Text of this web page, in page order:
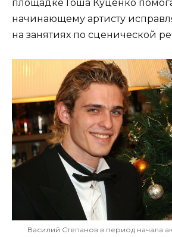
площадке Гоша Куценко
начинающему артисту
на занятиях по сценической
Василий Степанов в период начала